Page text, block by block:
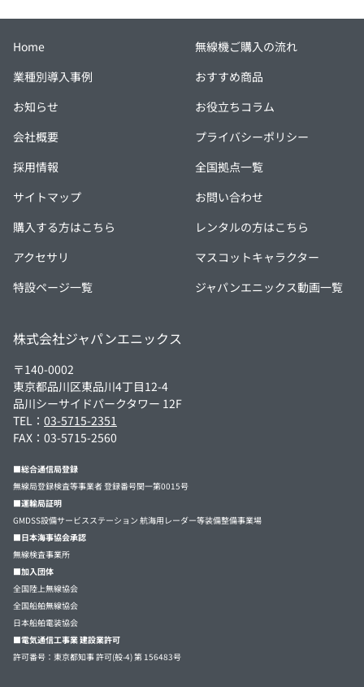
Home
無線機ご購入の流れ
業種別導入事例
おすすめ商品
お知らせ
お役立ちコラム
会社概要
プライバシーポリシー
採用情報
全国拠点一覧
サイトマップ
お問い合わせ
購入する方はこちら
レンタルの方はこちら
アクセサリ
マスコットキャラクター
特設ページ一覧
ジャパンエニックス動画一覧
株式会社ジャパンエニックス
〒140-0002
東京都品川区東品川4丁目12-4
品川シーサイドパークタワー 12F
TEL： 03-5715-2351
FAX：03-5715-2560
■総合通信局登録
無線局登録検査等事業者 登録番号関一第0015号
■運輸局証明
GMDSS設備サービスステーション 航海用レーダー等装備整備事業場
■日本海事協会承認
無線検査事業所
■加入団体
全国陸上無線協会
全国船舶無線協会
日本船舶電装協会
■電気通信工事業 建設業許可
許可番号：東京都知事 許可(般-4) 第 156483号